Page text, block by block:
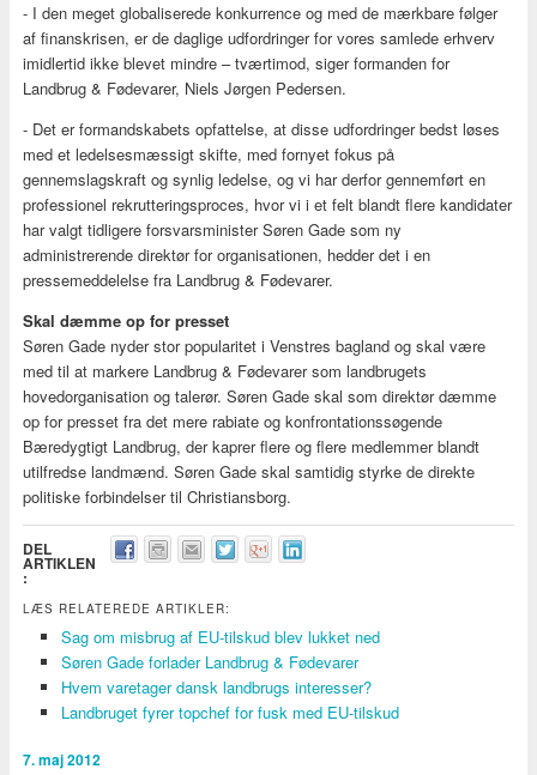
- I den meget globaliserede konkurrence og med de mærkbare følger
af finanskrisen, er de daglige udfordringer for vores samlede erhverv
imidlertid ikke blevet mindre – tværtimod, siger formanden for
Landbrug & Fødevarer, Niels Jørgen Pedersen.
- Det er formandskabets opfattelse, at disse udfordringer bedst løses
med et ledelsesmæssigt skifte, med fornyet fokus på
gennemslagskraft og synlig ledelse, og vi har derfor gennemført en
professionel rekrutteringsproces, hvor vi i et felt blandt flere kandidater
har valgt tidligere forsvarsminister Søren Gade som ny
administrerende direktør for organisationen, hedder det i en
pressemeddelelse fra Landbrug & Fødevarer.
Skal dæmme op for presset
Søren Gade nyder stor popularitet i Venstres bagland og skal være
med til at markere Landbrug & Fødevarer som landbrugets
hovedorganisation og talerør. Søren Gade skal som direktør dæmme
op for presset fra det mere rabiate og konfrontationssøgende
Bæredygtigt Landbrug, der kaprer flere og flere medlemmer blandt
utilfredse landmænd. Søren Gade skal samtidig styrke de direkte
politiske forbindelser til Christiansborg.
DEL
ARTIKLEN
:
LÆS RELATEREDE ARTIKLER:
Sag om misbrug af EU-tilskud blev lukket ned
Søren Gade forlader Landbrug & Fødevarer
Hvem varetager dansk landbrugs interesser?
Landbruget fyrer topchef for fusk med EU-tilskud
7. maj 2012